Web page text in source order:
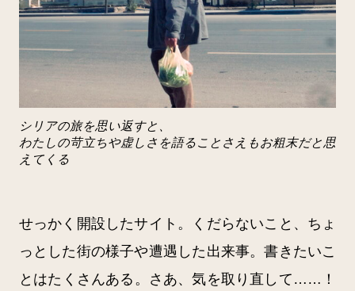
シリアの旅を思い返すと、
わたしの苛立ちや虚しさを語ることさえもお粗末だと思
えてくる
せっかく開設したサイト。くだらないこと、ちょ
っとした街の様子や遭遇した出来事。書きたいこ
とはたくさんある。さあ、気を取り直して……！